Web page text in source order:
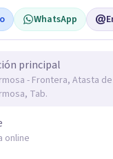
WhatsApp
principal
- Frontera, Atasta
Tab.
online